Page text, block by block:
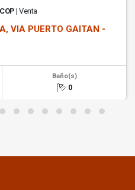
COP | Venta
VIA PUERTO GAITAN -
Baño(s)
0